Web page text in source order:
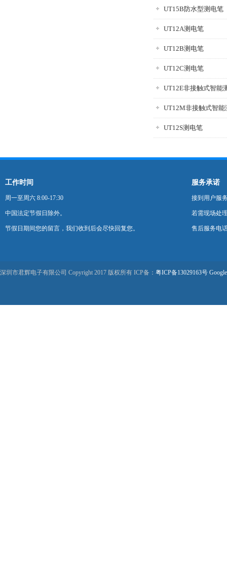
UT15B防水型测电笔
UT12A测电笔
UT12B测电笔
UT12C测电笔
UT12E非接触式智能
UT12M非接触式智能
UT12S测电笔
工作时间
周一至周六 8:00-17:30
中国法定节假日除外。
节假日期间您的留言，我们收到后会尽快回复您。
服务承诺
接到用户服
若需现场处
售后服务电
深圳市君辉电子有限公司 Copyright 2017 版权所有 ICP备： 粤ICP备13029163号